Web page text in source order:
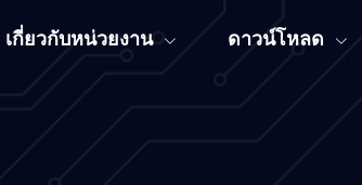
เกี่ยวกับหน่วยงาน ดาวน์โหลด